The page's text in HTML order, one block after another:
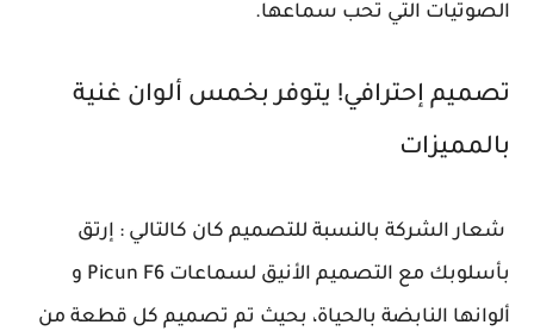
الصوتيات التي تحب سماعها.
تصميم إحترافي! يتوفر بخمس ألوان غنية
بالمميزات
شعار الشركة بالنسبة للتصميم كان كالتالي : إرتق
بأسلوبك مع التصميم الأنيق لسماعات Picun F6 و
ألوانها النابضة بالحياة، بحيث تم تصميم كل قطعة من